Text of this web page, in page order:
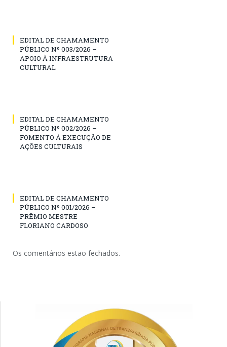
EDITAL DE CHAMAMENTO
PÚBLICO Nº 003/2026 –
APOIO À INFRAESTRUTURA
CULTURAL
EDITAL DE CHAMAMENTO
PÚBLICO Nº 002/2026 –
FOMENTO À EXECUÇÃO DE
AÇÕES CULTURAIS
EDITAL DE CHAMAMENTO
PÚBLICO Nº 001/2026 –
PRÊMIO MESTRE
FLORIANO CARDOSO
Os comentários estão fechados.